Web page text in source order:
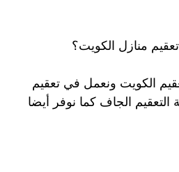
منازل الكويت؟
الكويت ونعمل في تعقيم
التعقيم الجاف كما نوفر أيضا